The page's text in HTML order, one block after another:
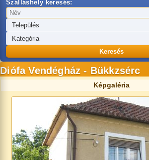
Szálláshely keresés:
Keresés
Diófa Vendégház - Bükkzsérc
Képgaléria